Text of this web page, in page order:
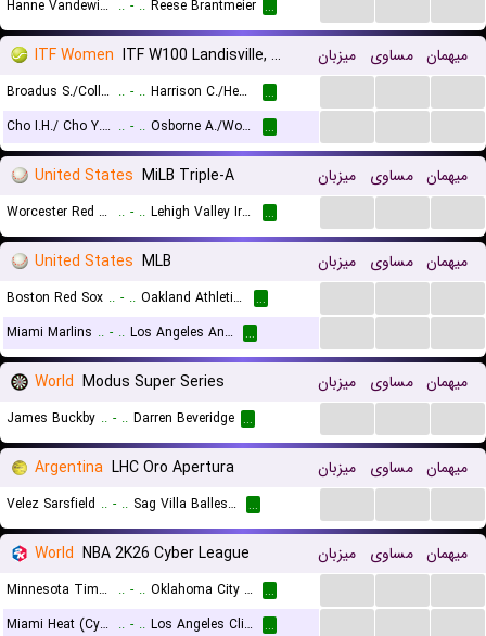
Hanne Vandewinkel .. - .. Reese Brantmeier ...
ITF Women ITF W100 Landisville, Doubles میزبان مساوی میهمان
Broadus S./Collins K. .. - .. Harrison C./Hewitt D. ...
Cho I.H./ Cho Y.T. .. - .. Osborne A./Wong Hong Y.C. ...
United States MiLB Triple-A میزبان مساوی میهمان
Worcester Red Sox .. - .. Lehigh Valley IronPigs ...
United States MLB میزبان مساوی میهمان
Boston Red Sox .. - .. Oakland Athletics ...
Miami Marlins .. - .. Los Angeles Angels ...
World Modus Super Series میزبان مساوی میهمان
James Buckby .. - .. Darren Beveridge ...
Argentina LHC Oro Apertura میزبان مساوی میهمان
Velez Sarsfield .. - .. Sag Villa Ballester ...
World NBA 2K26 Cyber League میزبان مساوی میهمان
Minnesota Timberwolves (Cyber) .. - .. Oklahoma City Thunder (Cyber) ...
Miami Heat (Cyber) .. - .. Los Angeles Clippers (Cyber) ...